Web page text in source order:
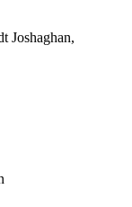
Joshaghan,